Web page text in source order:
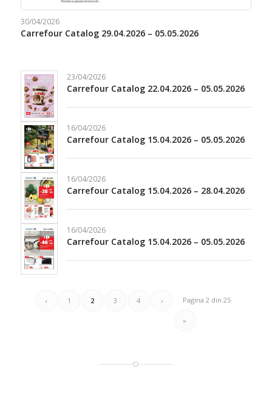
30/04/2026
Carrefour Catalog 29.04.2026 – 05.05.2026
23/04/2026
Carrefour Catalog 22.04.2026 – 05.05.2026
16/04/2026
Carrefour Catalog 15.04.2026 – 05.05.2026
16/04/2026
Carrefour Catalog 15.04.2026 – 28.04.2026
16/04/2026
Carrefour Catalog 15.04.2026 – 05.05.2026
Pagina 2 din 25
‹ 1 2 3 4 ›
»